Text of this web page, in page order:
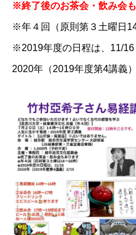
※終了後のお茶会・飲み会
※年４回（原則第３土曜日14
※2019年度の日程は、11/16
2020年（2019年度第4講義